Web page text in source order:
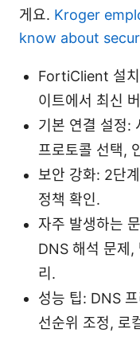
게요. Kroger
know about
FortiClient 설치
이트에서 최신
기본 연결 설정:
프로토콜 선택,
보안 강화: 2단
정책 확인.
자주 발생하는
DNS 해석 문제,
리.
성능 팁: DNS
선순위 조정, 로